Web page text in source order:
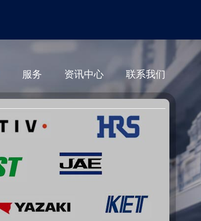
服务 资讯中心 联系我们